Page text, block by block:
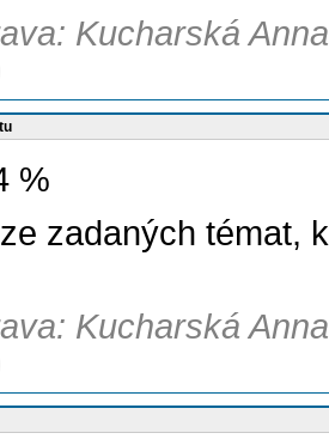
Kucharská
%
zadaných témat,
Kucharská